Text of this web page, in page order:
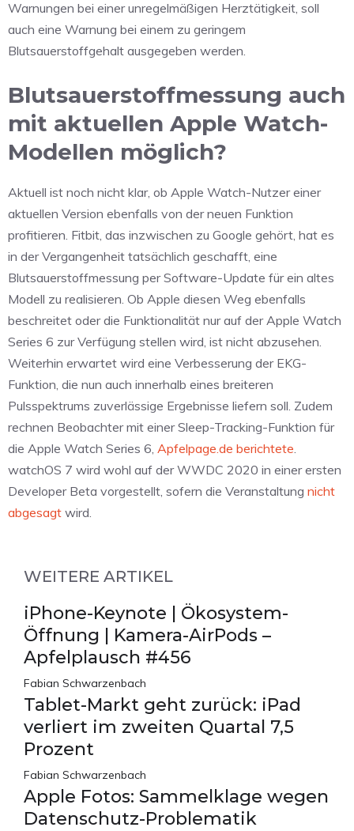
Warnungen bei einer unregelmäßigen Herztätigkeit, soll
auch eine Warnung bei einem zu geringem
Blutsauerstoffgehalt ausgegeben werden.
Blutsauerstoffmessung auch
mit aktuellen Apple Watch-
Modellen möglich?
Aktuell ist noch nicht klar, ob Apple Watch-Nutzer einer
aktuellen Version ebenfalls von der neuen Funktion
profitieren. Fitbit, das inzwischen zu Google gehört, hat es
in der Vergangenheit tatsächlich geschafft, eine
Blutsauerstoffmessung per Software-Update für ein altes
Modell zu realisieren. Ob Apple diesen Weg ebenfalls
beschreitet oder die Funktionalität nur auf der Apple Watch
Series 6 zur Verfügung stellen wird, ist nicht abzusehen.
Weiterhin erwartet wird eine Verbesserung der EKG-
Funktion, die nun auch innerhalb eines breiteren
Pulsspektrums zuverlässige Ergebnisse liefern soll. Zudem
rechnen Beobachter mit einer Sleep-Tracking-Funktion für
die Apple Watch Series 6, Apfelpage.de berichtete.
watchOS 7 wird wohl auf der WWDC 2020 in einer ersten
Developer Beta vorgestellt, sofern die Veranstaltung nicht
abgesagt wird.
WEITERE ARTIKEL
iPhone-Keynote | Ökosystem-
Öffnung | Kamera-AirPods –
Apfelplausch #456
Fabian Schwarzenbach
Tablet-Markt geht zurück: iPad
verliert im zweiten Quartal 7,5
Prozent
Fabian Schwarzenbach
Apple Fotos: Sammelklage wegen
Datenschutz-Problematik